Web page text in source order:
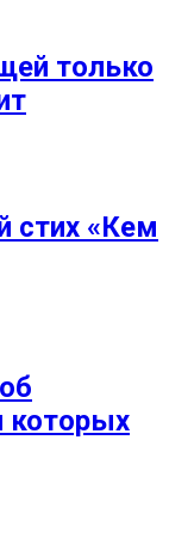
только
стих «Кем
которых